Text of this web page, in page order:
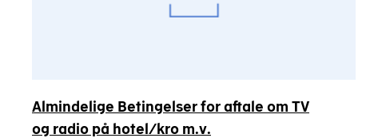
Almindelige Betingelser for aftale om TV
og radio på hotel/kro m.v.